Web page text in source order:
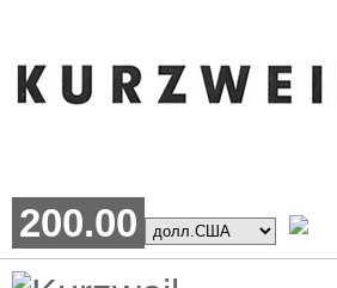
200.00